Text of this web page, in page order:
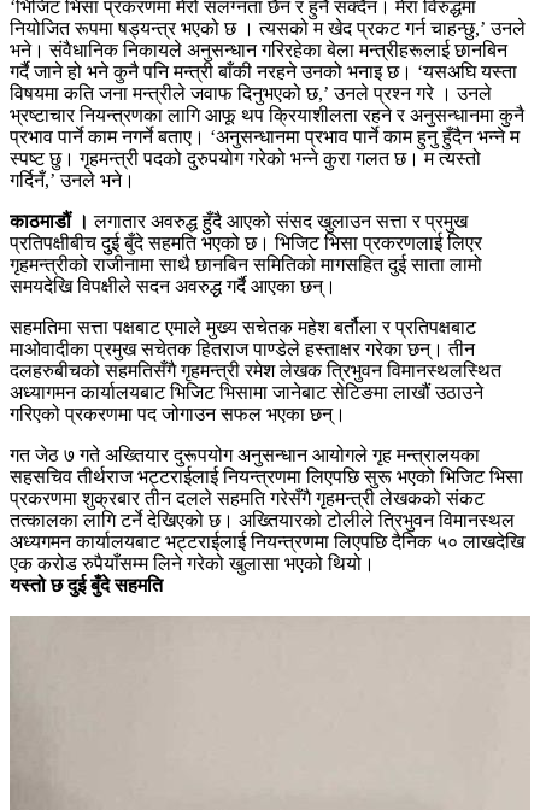
‘भिजिट भिसा प्रकरणमा मेरो संलग्नता छैन र हुनै सक्दैन। मेरा विरुद्धमा
नियोजित रूपमा षड्यन्त्र भएको छ । त्यसको म खेद प्रकट गर्न चाहन्छु,’ उनले
भने। संवैधानिक निकायले अनुसन्धान गरिरहेका बेला मन्त्रीहरूलाई छानबिन
गर्दै जाने हो भने कुनै पनि मन्त्री बाँकी नरहने उनको भनाइ छ। ‘यसअघि यस्ता
विषयमा कति जना मन्त्रीले जवाफ दिनुभएको छ,’ उनले प्रश्न गरे । उनले
भ्रष्टाचार नियन्त्रणका लागि आफू थप क्रियाशीलता रहने र अनुसन्धानमा कुनै
प्रभाव पार्ने काम नगर्ने बताए। ‘अनुसन्धानमा प्रभाव पार्ने काम हुनु हुँदैन भन्ने म
स्पष्ट छु। गृहमन्त्री पदको दुरुपयोग गरेको भन्ने कुरा गलत छ। म त्यस्तो
गर्दिनँ,’ उनले भने।
काठमाडौं ।लगातार अवरुद्ध हुुँदै आएको संसद खुलाउन सत्ता र प्रमुख
प्रतिपक्षीबीच दुुई बुँदे सहमति भएको छ। भिजिट भिसा प्रकरणलाई लिएर
गृहमन्त्रीको राजीनामा साथै छानबिन समितिको मागसहित दुई साता लामो
समयदेखि विपक्षीले सदन अवरुद्ध गर्दै आएका छन्।
सहमतिमा सत्ता पक्षबाट एमाले मुख्य सचेतक महेश बर्तौला र प्रतिपक्षबाट
माओवादीका प्रमुख सचेतक हितराज पाण्डेले हस्ताक्षर गरेका छन्। तीन
दलहरुबीचको सहमतिसँगै गृहमन्त्री रमेश लेखक त्रिभुवन विमानस्थलस्थित
अध्यागमन कार्यालयबाट भिजिट भिसामा जानेबाट सेटिङमा लाखौं उठाउने
गरिएको प्रकरणमा पद जोगाउन सफल भएका छन्।
गत जेठ ७ गते अख्तियार दुरूपयोग अनुसन्धान आयोगले गृह मन्त्रालयका
सहसचिव तीर्थराज भट्टराईलाई नियन्त्रणमा लिएपछि सुरू भएको भिजिट भिसा
प्रकरणमा शुक्रबार तीन दलले सहमति गरेसँगै गृहमन्त्री लेखकको संकट
तत्कालका लागि टर्ने देखिएको छ। अख्तियारको टोलीले त्रिभुवन विमानस्थल
अध्यगमन कार्यालयबाट भट्टराईलाई नियन्त्रणमा लिएपछि दैनिक ५० लाखदेखि
एक करोड रुपैयाँसम्म लिने गरेको खुलासा भएको थियो।
यस्तो छ दुई बुँदे सहमति